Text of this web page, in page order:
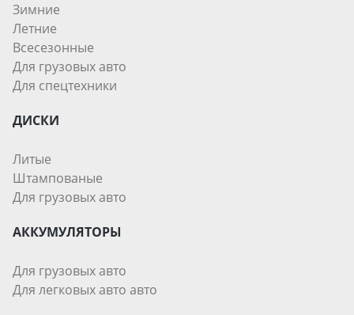
Зимние
Летние
Всесезонные
Для грузовых авто
Для спецтехники
ДИСКИ
Литые
Штампованые
Для грузовых авто
АККУМУЛЯТОРЫ
Для грузовых авто
Для легковых авто авто